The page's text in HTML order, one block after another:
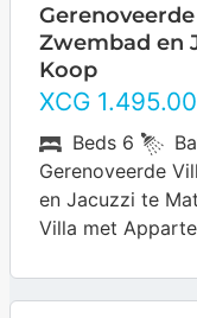
Zwembad en
Koop
XCG
Beds 6
Gerenoveerde
en Jacuzzi te
Villa met
Matancia te
gelegen…… more